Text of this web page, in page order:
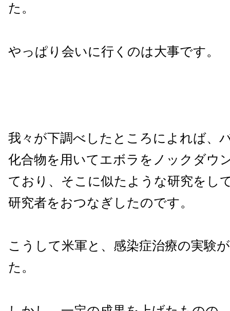
た。
やっぱり会いに行くのは大事です。
我々が下調べしたところによれば、
化合物を用いてエボラをノックダウ
ており、そこに似たような研究をし
研究者をおつなぎしたのです。
こうして米軍と、感染症治療の実験
た。